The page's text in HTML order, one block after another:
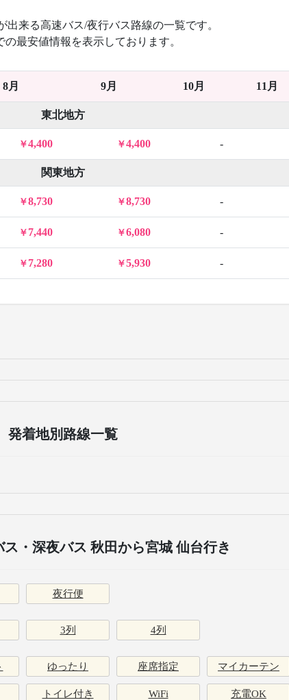
出来る高速バス/夜行バス路線の一覧です。
の最安値情報を表示しております。
8月 9月 10月 11月
東北地方
4,400 4,400 -
関東地方
8,730 8,730 -
7,440 6,080 -
7,280 5,930 -
発着地別路線一覧
・深夜バス 秋田から宮城 仙台行き
夜行便
3列 4列
ゆったり 座席指定 マイカーテン
トイレ付き WiFi 充電OK